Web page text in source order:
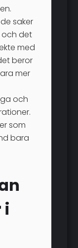
saker
och det
med
beror
mer
och
som
bara
i